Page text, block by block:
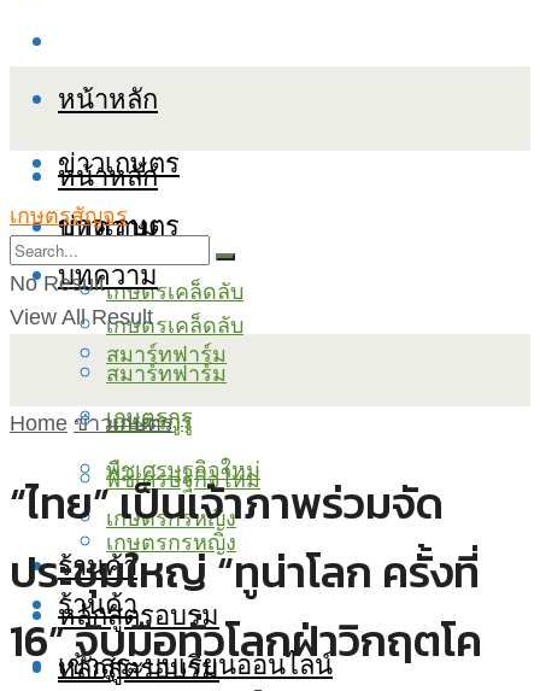
หน้าหลัก
ข่าวเกษตร
บทความ
เกษตรเคล็ดลับ
สมาร์ทฟาร์ม
เกษตรกูรู
พืชเศรษฐกิจใหม่
เกษตรกรหญิง
ร้านค้า
หลักสูตรอบรม
หน้าหลัก
ข่าวเกษตร
บทความ
เกษตรเคล็ดลับ
สมาร์ทฟาร์ม
เกษตรกูรู
พืชเศรษฐกิจใหม่
เกษตรกรหญิง
ร้านค้า
หลักสูตรอบรม
เข้าสู่ระบบเรียนออนไลน์
เกษตรสัญจร
No Result
View All Result
Home ข่าวเกษตร
“ไทย” เป็นเจ้าภาพร่วมจัด
ประชุมใหญ่ “ทูน่าโลก ครั้งที่
16” จับมือทั่วโลกฝ่าวิกฤตโค